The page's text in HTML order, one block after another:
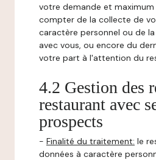
votre demande et
compter de la collecte de
caractère personnel ou de
avec vous, ou encore du
votre part à l'attention du
4.2 Gestion des
restaurant avec
prospects
- Finalité du traitement: le
données à caractère